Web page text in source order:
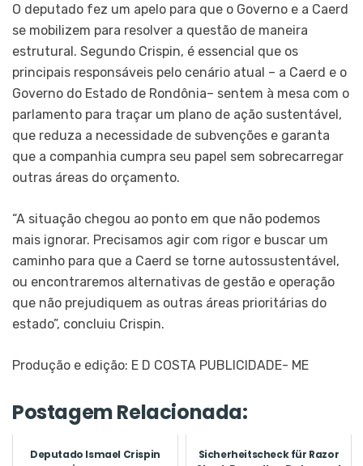
O deputado fez um apelo para que o Governo e a Caerd
se mobilizem para resolver a questão de maneira
estrutural. Segundo Crispin, é essencial que os
principais responsáveis pelo cenário atual – a Caerd e o
Governo do Estado de Rondônia– sentem à mesa com o
parlamento para traçar um plano de ação sustentável,
que reduza a necessidade de subvenções e garanta
que a companhia cumpra seu papel sem sobrecarregar
outras áreas do orçamento.
“A situação chegou ao ponto em que não podemos
mais ignorar. Precisamos agir com rigor e buscar um
caminho para que a Caerd se torne autossustentável,
ou encontraremos alternativas de gestão e operação
que não prejudiquem as outras áreas prioritárias do
estado”, concluiu Crispin.
Produção e edição: E D COSTA PUBLICIDADE- ME
Postagem Relacionada:
Deputado Ismael Crispin
Sicherheitscheck für Razor